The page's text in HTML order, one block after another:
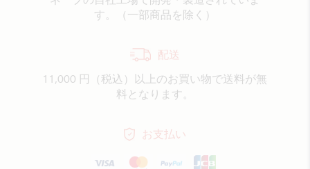
す。（一部商品を除く）
配送
11,000 円（税込）以上のお買い物で送料が無
料となります。
お支払い